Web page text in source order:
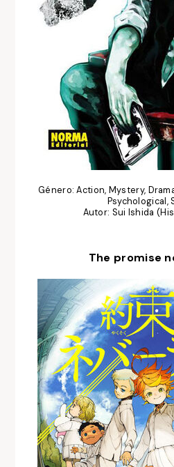
Género: Action, Mystery,
Psychological,
Autor: Sui Ishida
The promise